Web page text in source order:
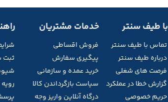
با طیف سنتر
تماس با طیف سنتر
درباره طیف سنتر
فرصت های شغلی
گزارش خطا در عملکرد
حریم خصوصی
خدمات مشتریان
فروش اقساطی
پیگیری سفارش
خرید عمده و سازمانی
سیاست بازگرداندن کالا
درگاه آنلاین واریز وجه